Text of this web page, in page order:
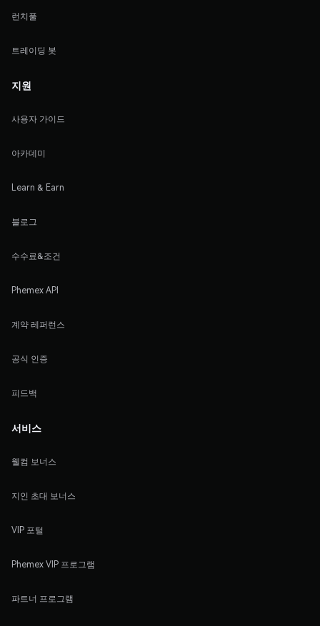
런치풀
트레이딩 봇
지원
사용자 가이드
아카데미
Learn & Earn
블로그
수수료&조건
Phemex API
계약 레퍼런스
공식 인증
피드백
서비스
웰컴 보너스
지인 초대 보너스
VIP 포털
Phemex VIP 프로그램
파트너 프로그램